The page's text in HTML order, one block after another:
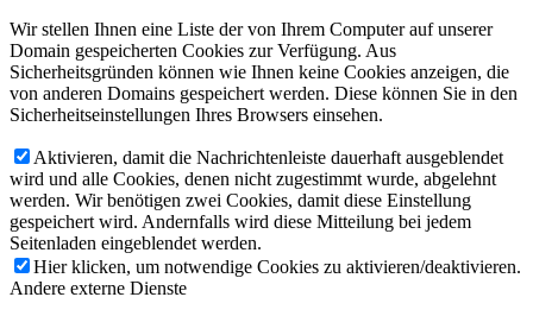
Wir stellen Ihnen eine Liste der von Ihrem Computer auf unserer
Domain gespeicherten Cookies zur Verfügung. Aus
Sicherheitsgründen können wie Ihnen keine Cookies anzeigen, die
von anderen Domains gespeichert werden. Diese können Sie in den
Sicherheitseinstellungen Ihres Browsers einsehen.
Aktivieren, damit die Nachrichtenleiste dauerhaft ausgeblendet
wird und alle Cookies, denen nicht zugestimmt wurde, abgelehnt
werden. Wir benötigen zwei Cookies, damit diese Einstellung
gespeichert wird. Andernfalls wird diese Mitteilung bei jedem
Seitenladen eingeblendet werden.
Hier klicken, um notwendige Cookies zu aktivieren/deaktivieren.
Andere externe Dienste